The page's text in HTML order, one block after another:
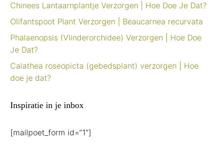
Chinees Lantaarnplantje Verzorgen | Hoe Doe Je Dat?
Olifantspoot Plant Verzorgen | Beaucarnea recurvata
Phalaenopsis (Vlinderorchidee) Verzorgen | Hoe Doe
Je Dat?
Calathea roseopicta (gebedsplant) verzorgen | Hoe
doe je dat?
Inspiratie in je inbox
[mailpoet_form id=”1″]